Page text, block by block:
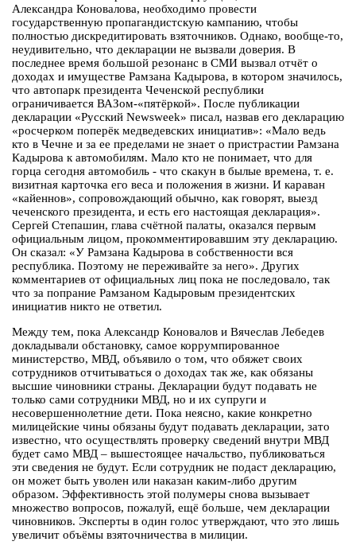
Александра Коновалова, необходимо провести
государственную пропагандистскую кампанию, чтобы
полностью дискредитировать взяточников. Однако, вообще-то,
неудивительно, что декларации не вызвали доверия. В
последнее время большой резонанс в СМИ вызвал отчёт о
доходах и имуществе Рамзана Кадырова, в котором значилось,
что автопарк президента Чеченской республики
ограничивается ВАЗом-«пятёркой». После публикации
декларации «Русский Newsweek» писал, назвав его декларацию
«росчерком поперёк медведевских инициатив»: «Мало ведь
кто в Чечне и за ее пределами не знает о пристрастии Рамзана
Кадырова к автомобилям. Мало кто не понимает, что для
горца сегодня автомобиль - что скакун в былые времена, т. е.
визитная карточка его веса и положения в жизни. И караван
«кайеннов», сопровождающий обычно, как говорят, выезд
чеченского президента, и есть его настоящая декларация».
Сергей Степашин, глава счётной палаты, оказался первым
официальным лицом, прокомментировавшим эту декларацию.
Он сказал: «У Рамзана Кадырова в собственности вся
республика. Поэтому не переживайте за него». Других
комментариев от официальных лиц пока не последовало, так
что за попрание Рамзаном Кадыровым президентских
инициатив никто не ответил.
Между тем, пока Александр Коновалов и Вячеслав Лебедев
докладывали обстановку, самое коррумпированное
министерство, МВД, объявило о том, что обяжет своих
сотрудников отчитываться о доходах так же, как обязаны
высшие чиновники страны. Декларации будут подавать не
только сами сотрудники МВД, но и их супруги и
несовершеннолетние дети. Пока неясно, какие конкретно
милицейские чины обязаны будут подавать декларации, зато
известно, что осуществлять проверку сведений внутри МВД
будет само МВД – вышестоящее начальство, публиковаться
эти сведения не будут. Если сотрудник не подаст декларацию,
он может быть уволен или наказан каким-либо другим
образом. Эффективность этой полумеры снова вызывает
множество вопросов, пожалуй, ещё больше, чем декларации
чиновников. Эксперты в один голос утверждают, что это лишь
увеличит объёмы взяточничества в милиции.